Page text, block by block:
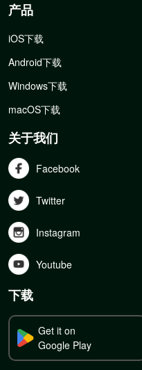
产品
iOS下载
Android下载
Windows下载
macOS下载
关于我们
Facebook
Twitter
Instagram
Youtube
下载
Get it on
Google Play